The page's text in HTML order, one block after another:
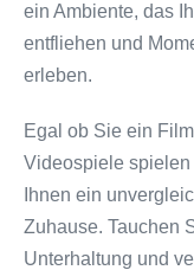
ein Ambiente, das
entfliehen und
erleben.
Egal ob Sie ein
Videospiele spielen
Ihnen ein
Zuhause. Tauchen
Unterhaltung und